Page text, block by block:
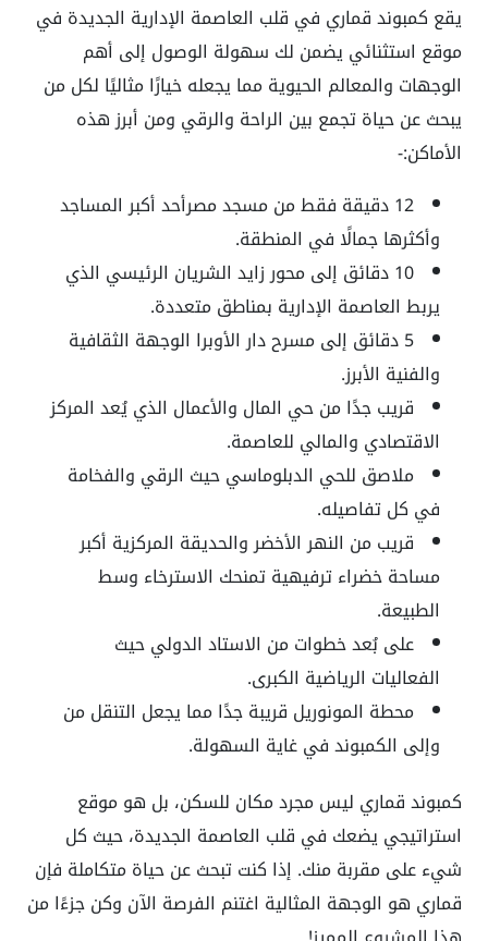
يقع كمبوند قماري في قلب العاصمة الإدارية الجديدة في
موقع استثنائي يضمن لك سهولة الوصول إلى أهم
الوجهات والمعالم الحيوية مما يجعله خيارًا مثاليًا لكل من
يبحث عن حياة تجمع بين الراحة والرقي ومن أبرز هذه
الأماكن:-
12دقيقة فقط من مسجد مصرأحد أكبر المساجد
وأكثرها جمالًا في المنطقة.
10دقائق إلى محور زايد الشريان الرئيسي الذي
يربط العاصمة الإدارية بمناطق متعددة.
5دقائق إلى مسرح دار الأوبرا الوجهة الثقافية
والفنية الأبرز.
قريب جدًا من حي المال والأعمال الذي يُعد المركز
الاقتصادي والمالي للعاصمة.
ملاصق للحي الدبلوماسي حيث الرقي والفخامة
في كل تفاصيله.
قريب من النهر الأخضر والحديقة المركزية أكبر
مساحة خضراء ترفيهية تمنحك الاسترخاء وسط
الطبيعة.
على بُعد خطوات من الاستاد الدولي حيث
الفعاليات الرياضية الكبرى.
محطة المونوريل قريبة جدًا مما يجعل التنقل من
وإلى الكمبوند في غاية السهولة.
كمبوند قماري ليس مجرد مكان للسكن، بل هو موقع
استراتيجي يضعك في قلب العاصمة الجديدة، حيث كل
شيء على مقربة منك. إذا كنت تبحث عن حياة متكاملة فإن
قماري هو الوجهة المثالية اغتنم الفرصة الآن وكن جزءًا من